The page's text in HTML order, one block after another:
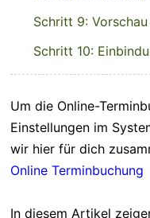
Schritt 9:
Schritt 10:
Um die Online-
Einstellungen im
wir hier für dich
Online Terminbuchung
In diesem Artikel